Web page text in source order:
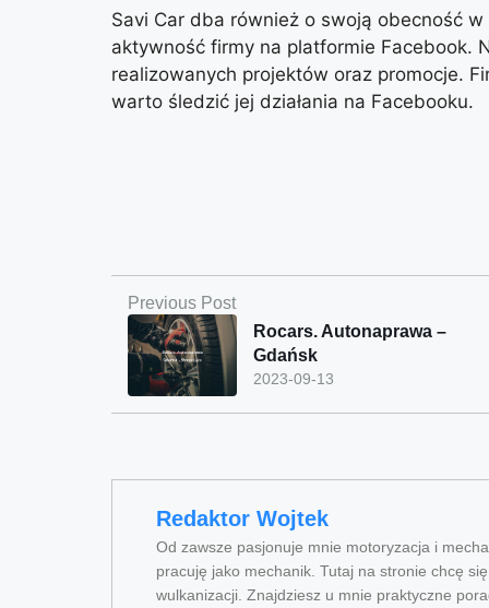
Savi Car dba również o swoją obecność
aktywność firmy na platformie Facebook.
realizowanych projektów oraz promocje.
warto śledzić jej działania na Facebooku.
Previous Post
2023-09-13
Rocars. Autonaprawa –
Gdańsk
Redaktor Wojtek
Od zawsze pasjonuje mnie motoryzacja i
pracuję jako mechanik. Tutaj na stronie chcę
wulkanizacji. Znajdziesz u mnie praktyczne